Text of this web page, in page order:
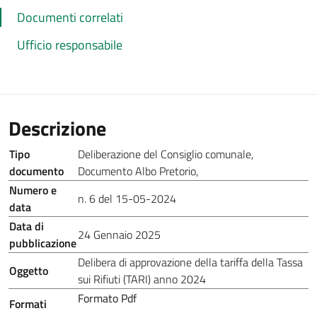
Documenti correlati
Ufficio responsabile
Descrizione
Tipo
documento
Deliberazione del Consiglio comunale,
Documento Albo Pretorio,
Numero e
data
n. 6 del 15-05-2024
Data di
pubblicazione24 Gennaio 2025
Oggetto
Delibera di approvazione della tariffa della Tassa
sui Rifiuti (TARI) anno 2024
Formati
Formato Pdf